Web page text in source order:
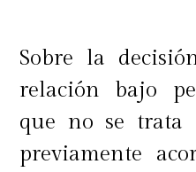
Sobre la
relación bajo
que no se trata
previamente